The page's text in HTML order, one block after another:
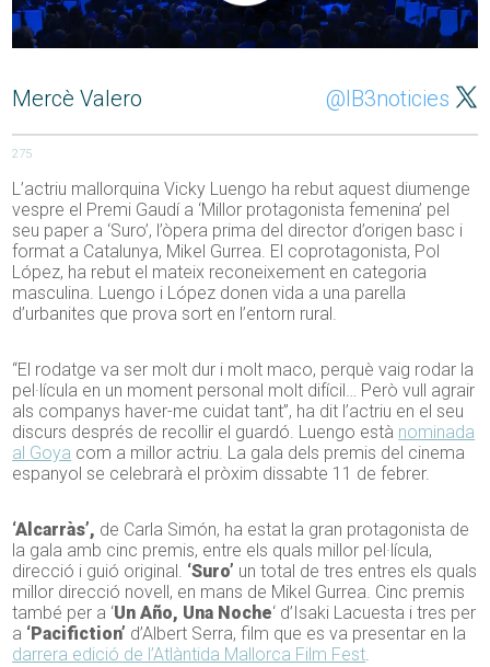
Mercè Valero @IB3noticies
275
L’actriu mallorquina Vicky Luengo ha rebut aquest diumenge
vespre el Premi Gaudí a ‘Millor protagonista femenina’ pel
seu paper a ‘Suro’, l’òpera prima del director d’origen basc i
format a Catalunya, Mikel Gurrea. El coprotagonista, Pol
López, ha rebut el mateix reconeixement en categoria
masculina. Luengo i López donen vida a una parella
d’urbanites que prova sort en l’entorn rural.
“El rodatge va ser molt dur i molt maco, perquè vaig rodar la
pel·lícula en un moment personal molt difícil… Però vull agrair
als companys haver-me cuidat tant”, ha dit l’actriu en el seu
discurs després de recollir el guardó. Luengo està nominada
al Goya com a millor actriu. La gala dels premis del cinema
espanyol se celebrarà el pròxim dissabte 11 de febrer.
‘Alcarràs’, de Carla Simón, ha estat la gran protagonista de
la gala amb cinc premis, entre els quals millor pel·lícula,
direcció i guió original. ‘Suro’ un total de tres entres els quals
millor direcció novell, en mans de Mikel Gurrea. Cinc premis
també per a ‘Un Año, Una Noche‘ d’Isaki Lacuesta i tres per
a ‘Pacifiction’ d’Albert Serra, film que es va presentar en la
darrera edició de l’Atlàntida Mallorca Film Fest.